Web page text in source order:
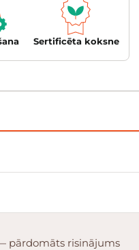
Sertificēta koksne
pārdomāts risinājums